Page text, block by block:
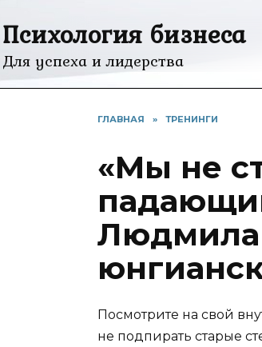
к
содержанию
Психология бизнеса
Для успеха и лидерства
ГЛАВНАЯ » ТРЕНИНГИ
«Мы не
Посмотрите на свой
не подпирать старые